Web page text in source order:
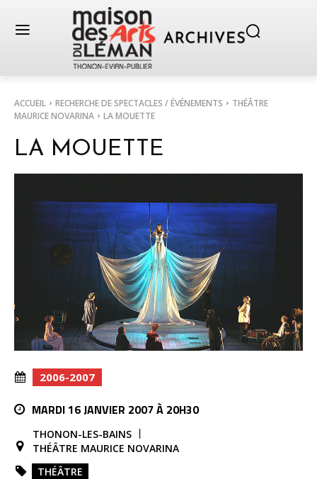
ACCUEIL RECHERCHE DE SPECTACLES / ÉVÉNEMENTS
THÉÂTRE
MAURICE NOVARINA
LA MOUETTE
LA MOUETTE
2006-2007
MARDI 16 JANVIER 2007 À 20H30
THONON-LES-BAINS
THÉÂTRE MAURICE NOVARINA
THÉÂTRE